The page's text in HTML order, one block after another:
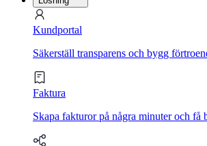
Kundportal
Säkerställ transparens och bygg
Faktura
Skapa fakturor på några minuter och få